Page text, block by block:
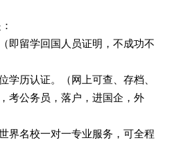
即留学回国人员证明，不成功不
历认证。（网上可查、存档、
考公务员，落户，进国企，外
界名校一对一专业服务，可全程